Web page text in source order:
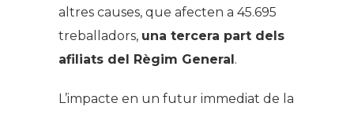
altres causes, que afecten a 45.695
treballadors, una tercera part dels
afiliats del Règim General .
L’impacte en un futur immediat de la